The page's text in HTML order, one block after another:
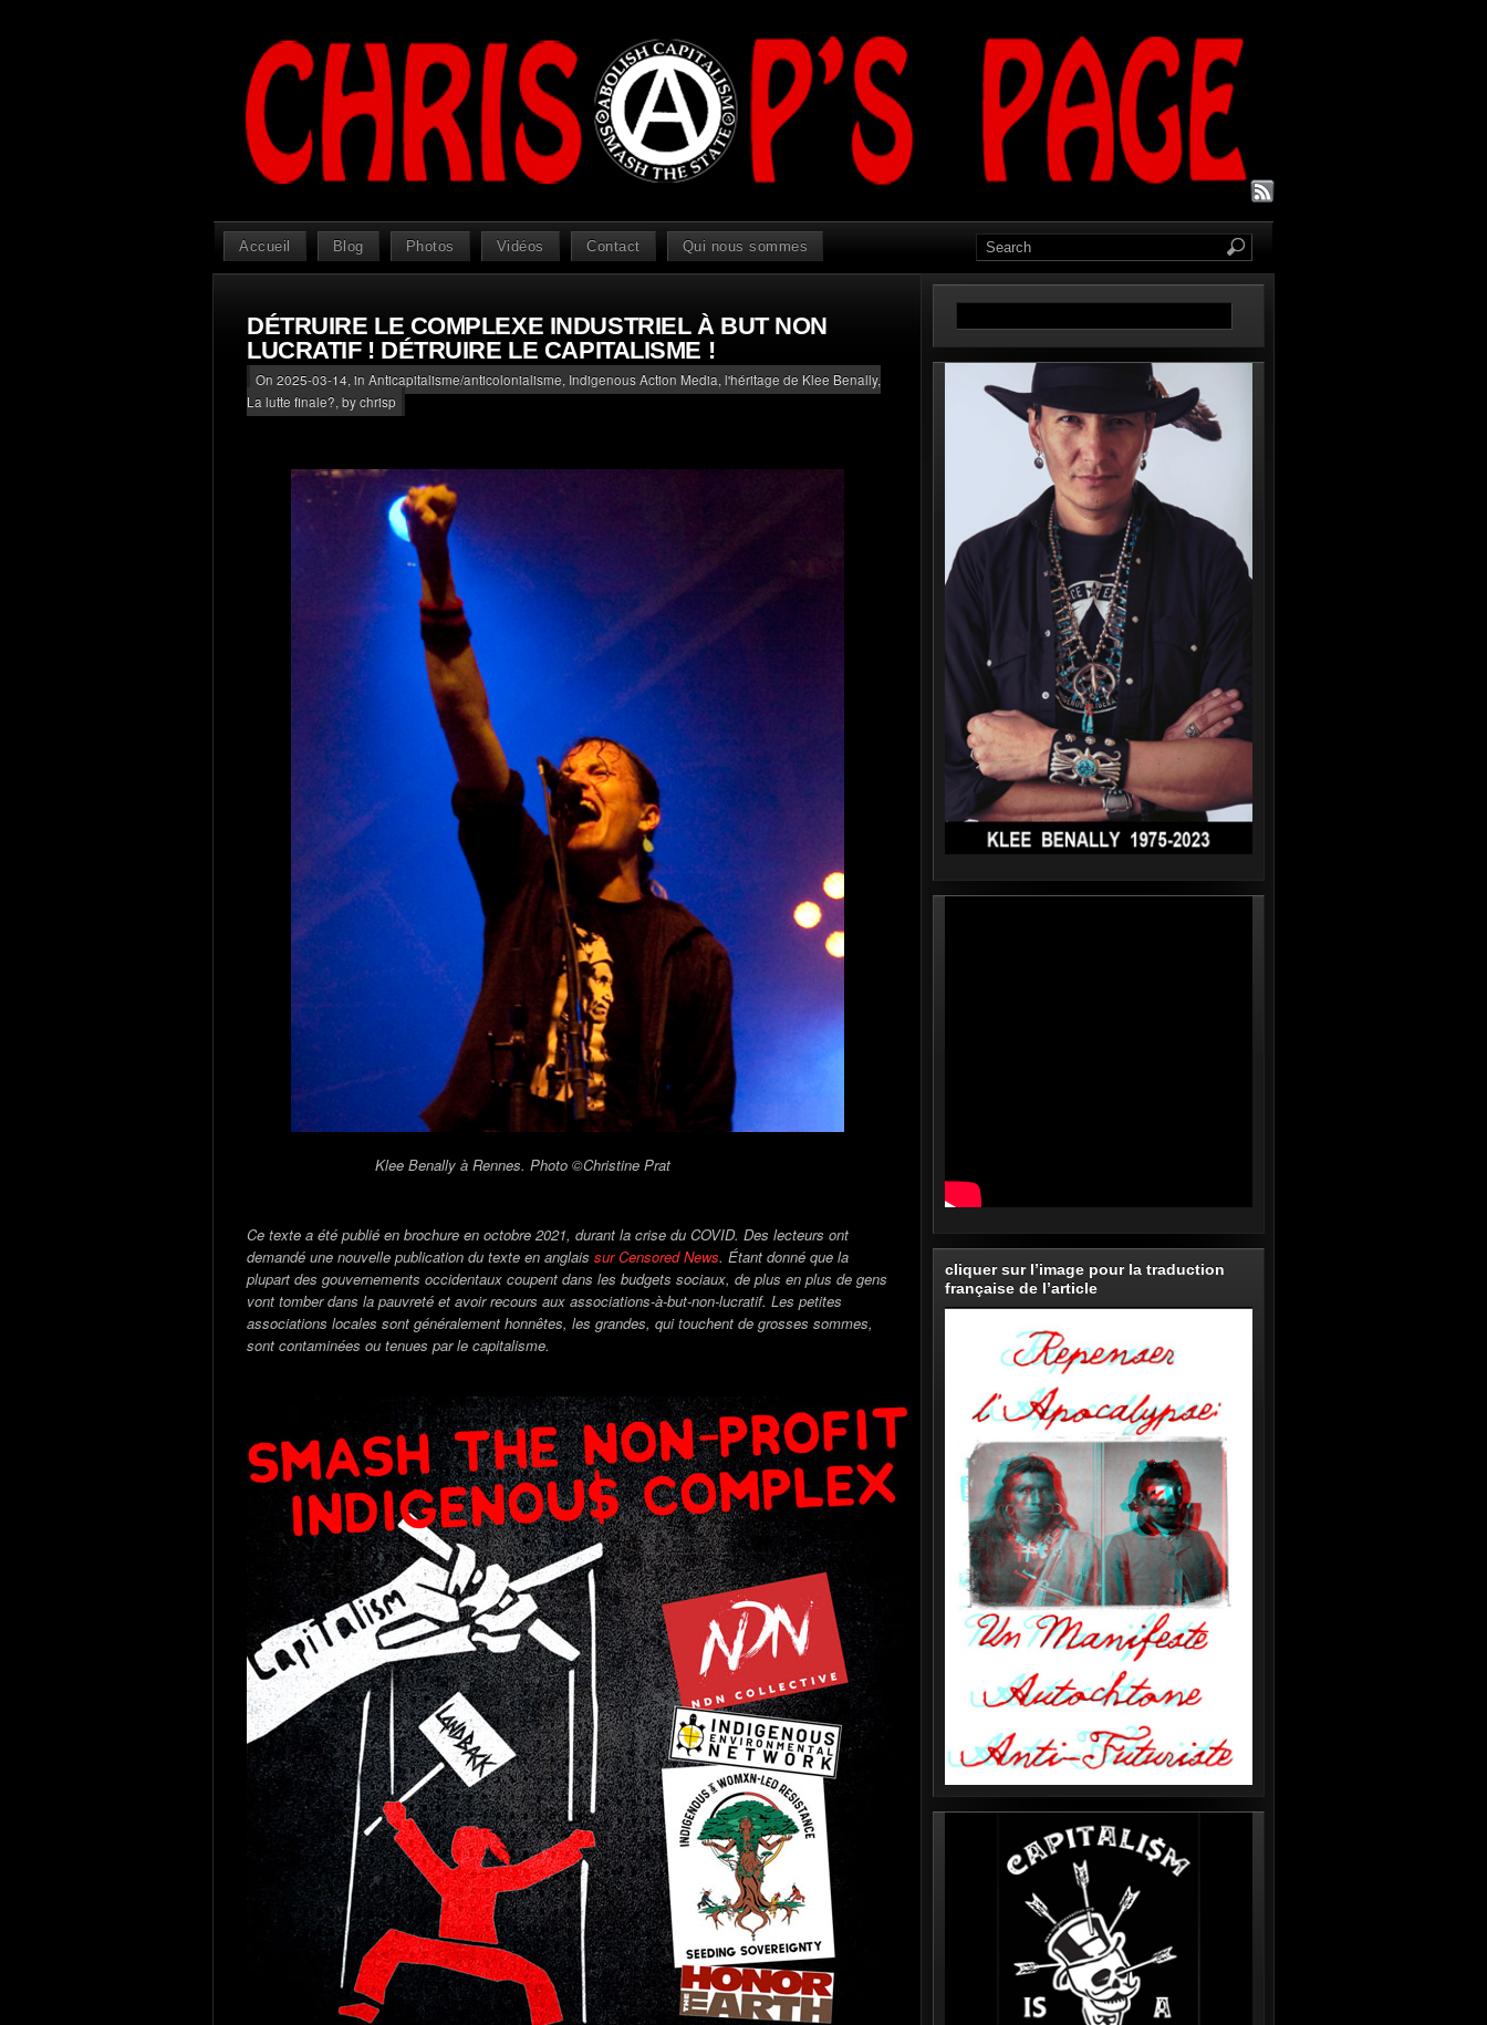
Accueil Blog Photos Vidéos Contact Qui nous sommes
DÉTRUIRE LE COMPLEXE INDUSTRIEL À BUT NON
LUCRATIF ! DÉTRUIRE LE CAPITALISME !
On 2025-03-14, in Anticapitalisme/anticolonialisme Indigenous Action Media, l'héritage de Klee Benally,
La lutte finale? , by chrisp
Klee Benally à Rennes. Photo ©Christine Prat
Ce texte a été publié en brochure en octobre 2021, durant la crise du COVID. Des lecteurs ont
demandé une nouvelle publication du texte en anglais sur Censored News. Étant donné que la
plupart des gouvernements occidentaux coupent dans les budgets sociaux, de plus en plus de gens
vont tomber dans la pauvreté et avoir recours aux associations-à-but-non-lucratif. Les petites
associations locales sont généralement honnêtes, les grandes, qui touchent de grosses sommes,
sont contaminées ou tenues par le capitalisme.
cliquer sur l’image pour la traduction
française de l’article